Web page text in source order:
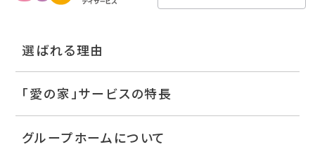
選ばれる理由
「愛の家」サービスの特長
グループホームについて